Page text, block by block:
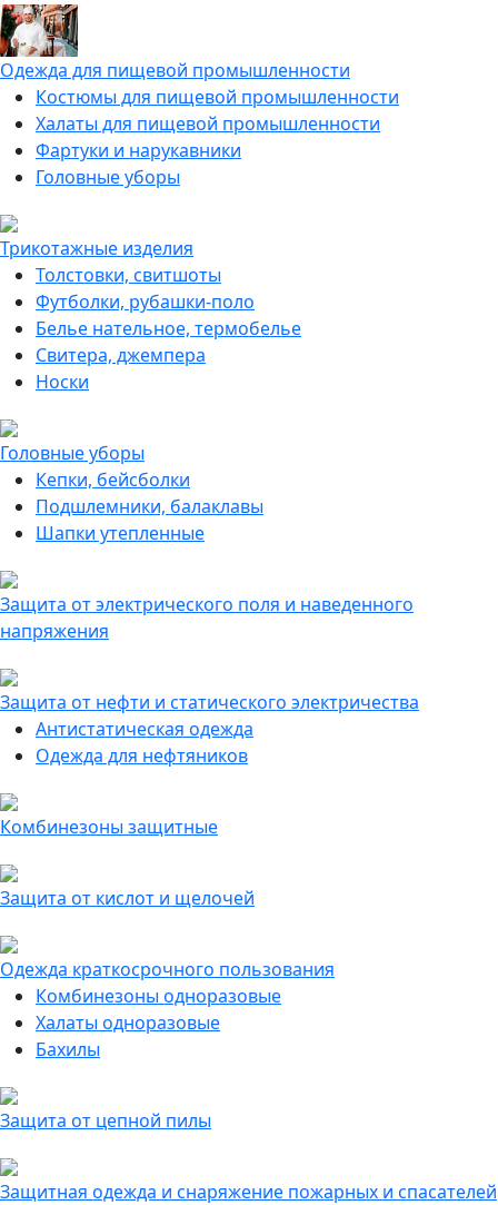
Одежда для пищевой промышленности
Костюмы для пищевой промышленности
Халаты для пищевой промышленности
Фартуки и нарукавники
Головные уборы
Трикотажные изделия
Толстовки, свитшоты
Футболки, рубашки-поло
Белье нательное, термобелье
Свитера, джемпера
Носки
Головные уборы
Кепки, бейсболки
Подшлемники, балаклавы
Шапки утепленные
Защита от электрического поля и наведенного
напряжения
Защита от нефти и статического электричества
Антистатическая одежда
Одежда для нефтяников
Комбинезоны защитные
Защита от кислот и щелочей
Одежда краткосрочного пользования
Комбинезоны одноразовые
Халаты одноразовые
Бахилы
Защита от цепной пилы
Защитная одежда и снаряжение пожарных и спасателей